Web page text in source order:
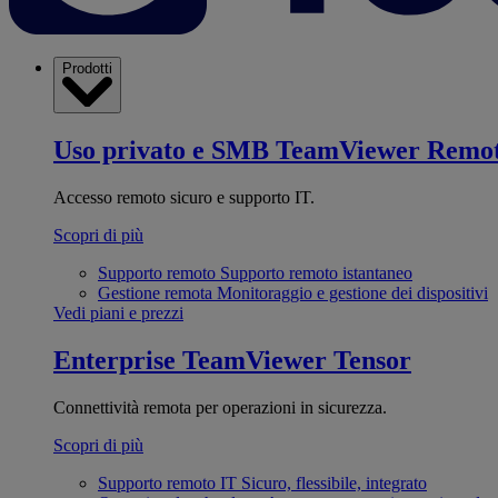
Prodotti
Uso privato e SMB TeamViewer
Accesso remoto sicuro e supporto IT.
Scopri di più
Supporto remoto Supporto remoto istantaneo
Gestione remota Monitoraggio e gestione dei dispositivi
Vedi piani e prezzi
Enterprise TeamViewer Tensor
Connettività remota per operazioni in sicurezza.
Scopri di più
Supporto remoto IT Sicuro, flessibile, integrato